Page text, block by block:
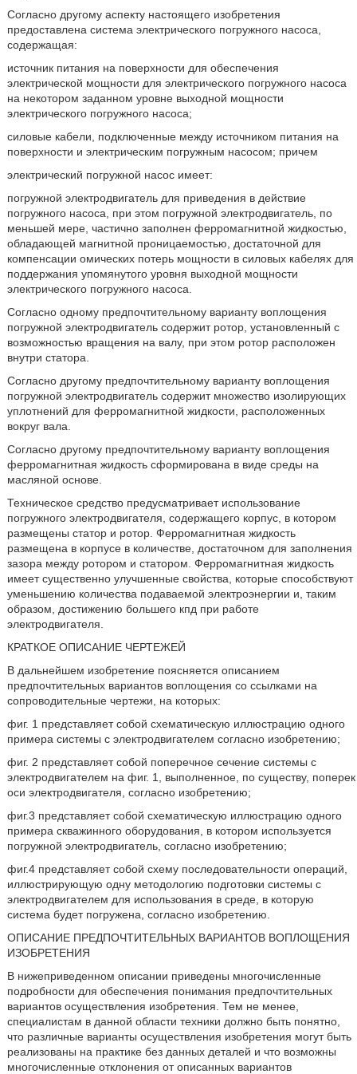
Согласно другому аспекту настоящего изобретения
предоставлена система электрического погружного насоса,
содержащая:
источник питания на поверхности для обеспечения
электрической мощности для электрического погружного насоса
на некотором заданном уровне выходной мощности
электрического погружного насоса;
силовые кабели, подключенные между источником питания на
поверхности и электрическим погружным насосом; причем
электрический погружной насос имеет:
погружной электродвигатель для приведения в действие
погружного насоса, при этом погружной электродвигатель, по
меньшей мере, частично заполнен ферромагнитной жидкостью,
обладающей магнитной проницаемостью, достаточной для
компенсации омических потерь мощности в силовых кабелях для
поддержания упомянутого уровня выходной мощности
электрического погружного насоса.
Согласно одному предпочтительному варианту воплощения
погружной электродвигатель содержит ротор, установленный с
возможностью вращения на валу, при этом ротор расположен
внутри статора.
Согласно другому предпочтительному варианту воплощения
погружной электродвигатель содержит множество изолирующих
уплотнений для ферромагнитной жидкости, расположенных
вокруг вала.
Согласно другому предпочтительному варианту воплощения
ферромагнитная жидкость сформирована в виде среды на
масляной основе.
Техническое средство предусматривает использование
погружного электродвигателя, содержащего корпус, в котором
размещены статор и ротор. Ферромагнитная жидкость
размещена в корпусе в количестве, достаточном для заполнения
зазора между ротором и статором. Ферромагнитная жидкость
имеет существенно улучшенные свойства, которые способствуют
уменьшению количества подаваемой электроэнергии и, таким
образом, достижению большего кпд при работе
электродвигателя.
КРАТКОЕ ОПИСАНИЕ ЧЕРТЕЖЕЙ
В дальнейшем изобретение поясняется описанием
предпочтительных вариантов воплощения со ссылками на
сопроводительные чертежи, на которых:
фиг. 1 представляет собой схематическую иллюстрацию одного
примера системы с электродвигателем согласно изобретению;
фиг. 2 представляет собой поперечное сечение системы с
электродвигателем на фиг. 1, выполненное, по существу, поперек
оси электродвигателя, согласно изобретению;
фиг.3 представляет собой схематическую иллюстрацию одного
примера скважинного оборудования, в котором используется
погружной электродвигатель, согласно изобретению;
фиг.4 представляет собой схему последовательности операций,
иллюстрирующую одну методологию подготовки системы с
электродвигателем для использования в среде, в которую
система будет погружена, согласно изобретению.
ОПИСАНИЕ ПРЕДПОЧТИТЕЛЬНЫХ ВАРИАНТОВ ВОПЛОЩЕНИЯ
ИЗОБРЕТЕНИЯ
В нижеприведенном описании приведены многочисленные
подробности для обеспечения понимания предпочтительных
вариантов осуществления изобретения. Тем не менее,
специалистам в данной области техники должно быть понятно,
что различные варианты осуществления изобретения могут быть
реализованы на практике без данных деталей и что возможны
многочисленные отклонения от описанных вариантов